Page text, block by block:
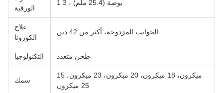
الورقية
1 بوصة (25.4 ملم) ، 3
علاج
الكورونا
الجوانب المزدوجة، أكثر من 42 دين
التكنولوجيا طحن متعدد
سمك
15 ميكرون، 18 ميكرون، 20 ميكرون، 23 ميكرون،
25 ميكرون